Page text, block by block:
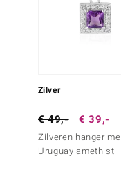
Collection
Zilver
€ 49,- € 39,-
Zilveren hanger
Uruguay amethist